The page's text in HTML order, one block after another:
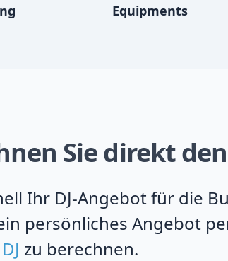
Equipments
Sie direkt
Ihr DJ-Angebot für die
persönliches Angebot
zu berechnen.